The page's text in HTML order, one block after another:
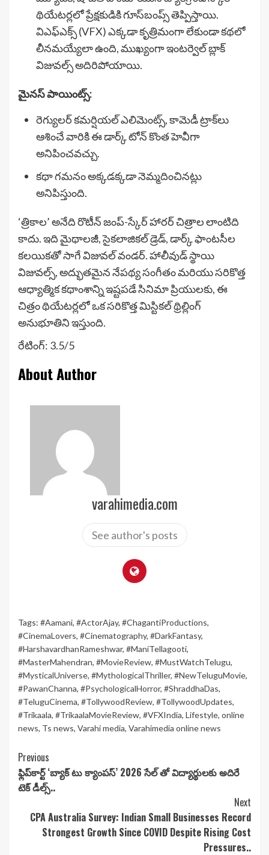
థియేటర్లలో ప్రేక్షకుడికి గూస్‌బంప్స్ తెప్పిస్తాయి.
విఎఫ్ఎక్స్ (VFX) ఎక్కడా కృత్రిమంగా లేకుండా కథలో
లీనమయ్యేలా ఉంది, ముఖ్యంగా ఇంటర్వెల్ బ్లాక్
విజువల్స్ అదిరిపోయాయి.
మైనస్ పాయింట్స్:
రెగ్యులర్ కమర్షియల్ ఎలిమెంట్స్, కామెడీ ట్రాక్‌లు
ఆశించే వారికి ఈ డార్క్ టోన్ కొంత హెవీగా
అనిపించవచ్చు.
కథా గమనం అక్కడక్కడా నెమ్మదించినట్లు
అనిపిస్తుంది.
‘త్రికాల’ అనేది రొటీన్ జంప్-స్కేర్ హారర్ చిత్రాల లాంటిది
కాదు. ఇది మైథాలజీ, సైకలాజికల్ డ్రెడ్, డార్క్ ఫాంటసీల
కలయికతో సాగే విజువల్ వండర్. హాలీవుడ్ స్థాయి
విజువల్స్, అద్భుతమైన నేపథ్య సంగీతం మరియు సరికొత్త
ఆధ్యాత్మిక కథాంశాన్ని ఇష్టపడే సినిమా ప్రియులకు, ఈ
చిత్రం థియేటర్లలో ఒక సరికొత్త మిస్టికల్ థ్రిల్లింగ్
అనుభూతిని ఇస్తుంది.
రేటింగ్: 3.5/5
About Author
varahimedia.com
See author's posts
Tags: #Aamani, #ActorAjay, #ChagantiProductions,
#CinemaLovers, #Cinematography, #DarkFantasy,
#HarshavardhanRameshwar, #ManiTellagooti,
#MasterMahendran, #MovieReview, #MustWatchTelugu,
#MysticalUniverse, #MythologicalThriller, #NewTeluguMovie,
#PawanChanna, #PsychologicalHorror, #ShraddhaDas,
#TeluguCinema, #TollywoodReview, #TollywoodUpdates,
#Trikaala, #TrikaalaMovieReview, #VFXIndia, Lifestyle, online
news, Ts news, Varahi media, Varahimedia online news
Continue
Reading
Previous
ఫ్లిప్‌కార్ట్ ‘బ్యాక్ టు క్యాంపస్’ 2026 సేల్ తో విద్యార్థులకు అదిరే
టెక్ డీల్స్..
Next
CPA Australia Survey: Indian Small Businesses Record
Strongest Growth Since COVID Despite Rising Cost
Pressures..